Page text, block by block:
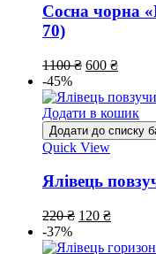
Сосна чорна
70)
1100₴ 600 ₴
-45%
Додати в кошик
Додати до списку
Quick View
Ялівець
220₴ 120 ₴
-37%